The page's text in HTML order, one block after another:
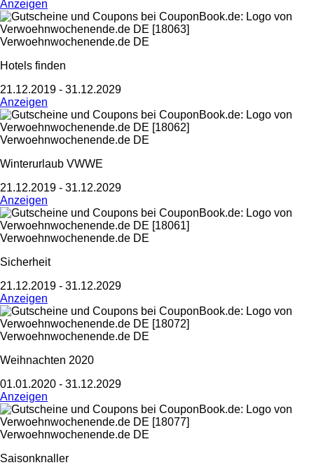
Anzeigen
Verwoehnwochenende.de DE
Hotels finden
21.12.2019 - 31.12.2029
Anzeigen
Verwoehnwochenende.de DE
Winterurlaub VWWE
21.12.2019 - 31.12.2029
Anzeigen
Verwoehnwochenende.de DE
Sicherheit
21.12.2019 - 31.12.2029
Anzeigen
Verwoehnwochenende.de DE
Weihnachten 2020
01.01.2020 - 31.12.2029
Anzeigen
Verwoehnwochenende.de DE
Saisonknaller